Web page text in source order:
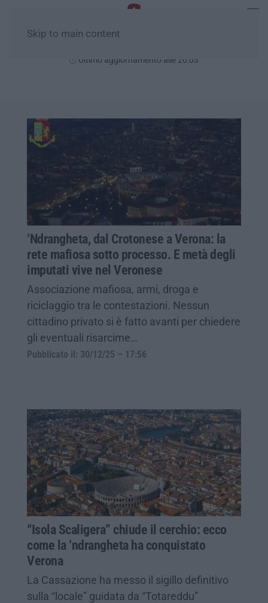
Skip to main content
Ultimo aggiornamento alle 20:03
‘Ndrangheta, dal Crotonese a Verona: la
rete mafiosa sotto processo. E metà degli
imputati vive nel Veronese
Associazione mafiosa, armi, droga e
riciclaggio tra le contestazioni. Nessun
cittadino privato si è fatto avanti per chiedere
gli eventuali risarcime…
Pubblicato il: 30/12/25 – 17:56
“Isola Scaligera” chiude il cerchio: ecco
come la ‘ndrangheta ha conquistato
Verona
La Cassazione ha messo il sigillo definitivo
sulla “locale” guidata da “Totareddu”